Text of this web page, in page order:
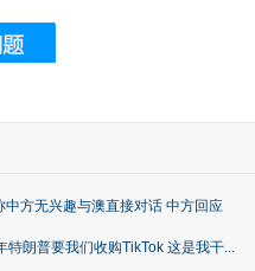
中方无兴趣与澳直接对话 中方回应
特朗普要我们收购TikTok 这是我干...